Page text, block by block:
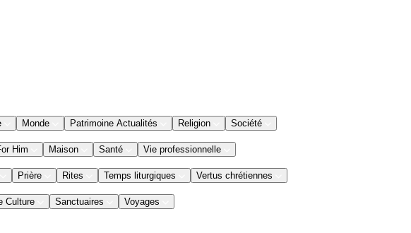
Monde Patrimoine Actualités Religion Société
Him Maison Santé Vie professionnelle
Prière Rites Temps liturgiques Vertus chrétiennes
Culture Sanctuaires Voyages